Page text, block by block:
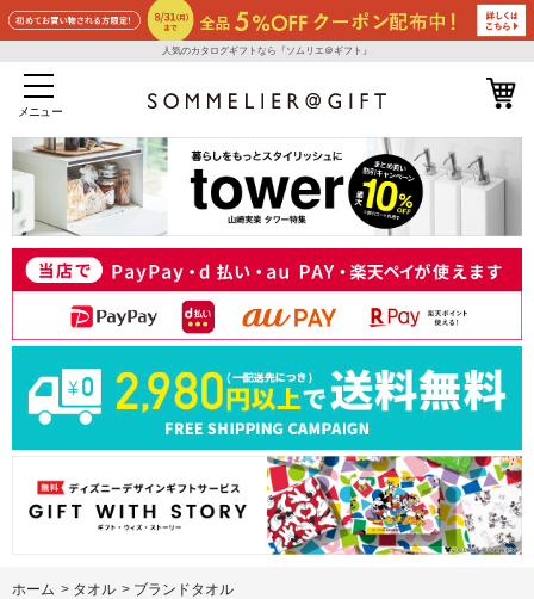
人気のカタログギフトなら『ソムリエ＠ギフト』
メニュー
ホーム > タオル > ブランドタオル